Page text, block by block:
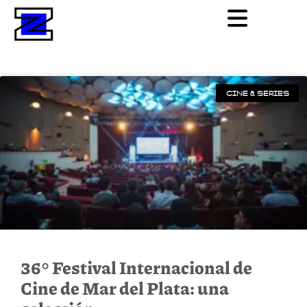
CINE & SERIES
36° Festival Internacional de
Cine de Mar del Plata: una